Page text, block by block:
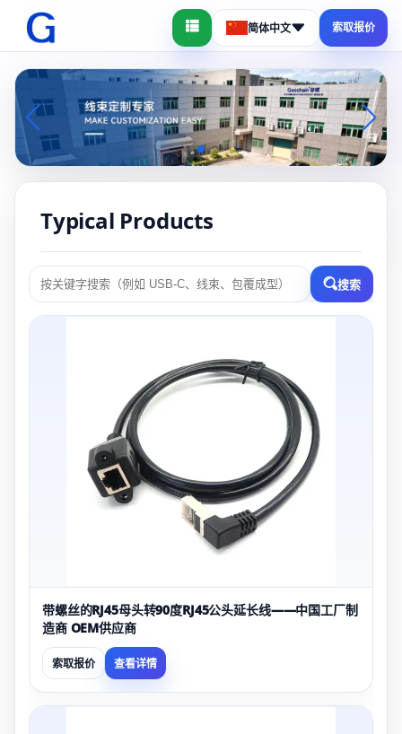
简体中文 索取报价
Typical Products
搜索
带螺丝的RJ45母头转90度RJ45公头延长线——中国工厂制
造商 OEM供应商
索取报价 查看详情